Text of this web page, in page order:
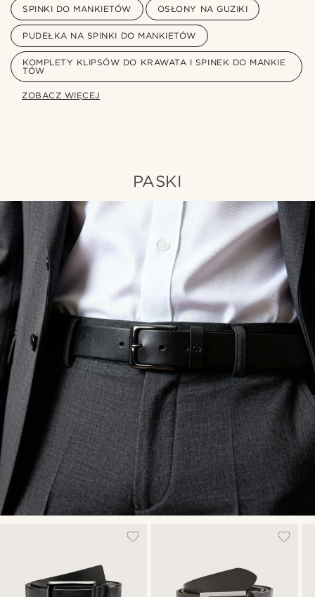
SPINKI DO MANKIETÓW OSŁONY NA GUZIKI
PUDEŁKA NA SPINKI DO MANKIETÓW
KOMPLETY KLIPSÓW DO KRAWATA I SPINEK DO MANKIE
TÓW
ZOBACZ WIĘCEJ
PASKI